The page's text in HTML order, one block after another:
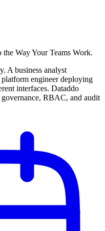
Way Your Teams Work.
A business analyst
engineer deploying
interfaces. Dataddo
RBAC, and audit